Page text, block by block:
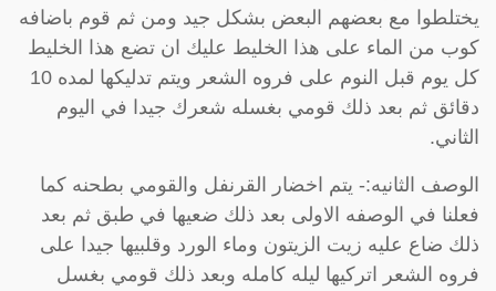
يختلطوا مع بعضهم البعض بشكل جيد ومن ثم قوم باضافه
كوب من الماء على هذا الخليط عليك ان تضع هذا الخليط
كل يوم قبل النوم على فروه الشعر ويتم تدليكها لمده 10
دقائق ثم بعد ذلك قومي بغسله شعرك جيدا في اليوم
الثاني.
الوصف الثانيه:- يتم اخضار القرنفل والقومي بطحنه كما
فعلنا في الوصفه الاولى بعد ذلك ضعيها في طبق ثم بعد
ذلك ضاع عليه زيت الزيتون وماء الورد وقلبيها جيدا على
فروه الشعر اتركيها ليله كامله وبعد ذلك قومي بغسل